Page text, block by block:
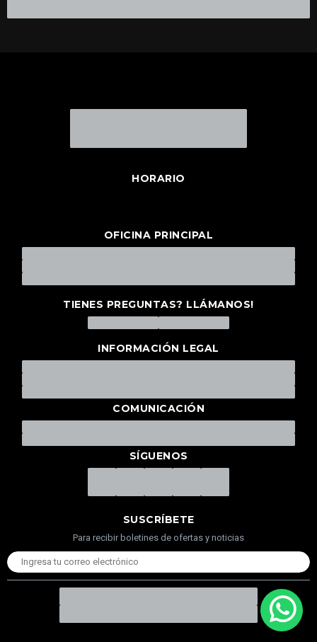
HORARIO
OFICINA PRINCIPAL
TIENES PREGUNTAS? LLÁMANOS!
INFORMACIÓN LEGAL
COMUNICACIÓN
SÍGUENOS
SUSCRÍBETE
Para recibir boletines de ofertas y noticias